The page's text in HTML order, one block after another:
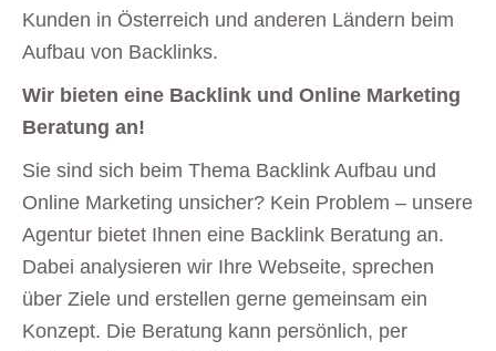
Kunden in Österreich und anderen Ländern beim
Aufbau von Backlinks.
Wir bieten eine Backlink und Online Marketing
Beratung an!
Sie sind sich beim Thema Backlink Aufbau und
Online Marketing unsicher? Kein Problem – unsere
Agentur bietet Ihnen eine Backlink Beratung an.
Dabei analysieren wir Ihre Webseite, sprechen
über Ziele und erstellen gerne gemeinsam ein
Konzept. Die Beratung kann persönlich, per